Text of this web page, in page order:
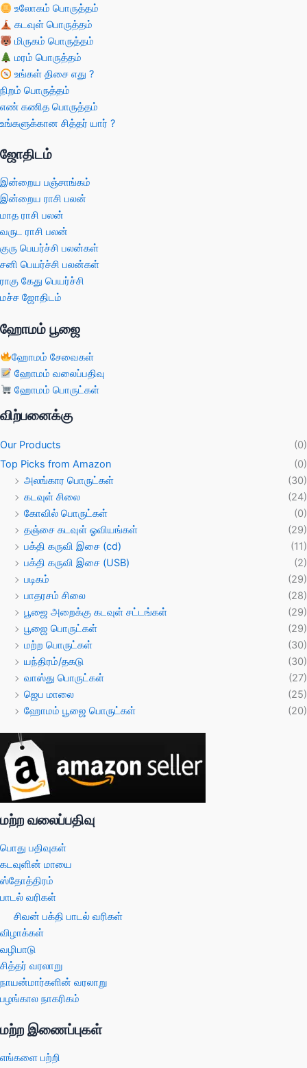
உலோகம் பொருத்தம்
கடவுள் பொருத்தம்
மிருகம் பொருத்தம்
மரம் பொருத்தம்
உங்கள் திசை எது ?
நிறம் பொருத்தம்
எண் கணித பொருத்தம்
உங்களுக்கான சித்தர் யார் ?
ஜோதிடம்
இன்றைய பஞ்சாங்கம்
இன்றைய ராசி பலன்
மாத ராசி பலன்
வருட ராசி பலன்
குரு பெயர்ச்சி பலன்கள்
சனி பெயர்ச்சி பலன்கள்
ராகு கேது பெயர்ச்சி
மச்ச ஜோதிடம்
ஹோமம் பூஜை
ஹோமம் சேவைகள்
ஹோமம் வலைப்பதிவு
ஹோமம் பொருட்கள்
விற்பனைக்கு
Our Products
(0)
Top Picks from Amazon
(0)
அலங்கார பொருட்கள்
(30)
கடவுள் சிலை
(24)
கோவில் பொருட்கள்
(0)
தஞ்சை கடவுள் ஓவியங்கள்
(29)
பக்தி கருவி இசை (cd)
(11)
பக்தி கருவி இசை (USB)
(2)
படிகம்
(29)
பாதரசம் சிலை
(28)
பூஜை அறைக்கு கடவுள் சட்டங்கள்
(29)
பூஜை பொருட்கள்
(29)
மற்ற பொருட்கள்
(30)
யந்திரம்/தகடு
(30)
வாஸ்து பொருட்கள்
(27)
ஜெப மாலை
(25)
ஹோமம் பூஜை பொருட்கள்
(20)
மற்ற வலைப்பதிவு
பொது பதிவுகள்
கடவுளின் மாயை
ஸ்தோத்திரம்
பாடல் வரிகள்
சிவன் பக்தி பாடல் வரிகள்
விழாக்கள்
வழிபாடு
சித்தர் வரலாறு
நாயன்மார்களின் வரலாறு
பழங்கால நாகரிகம்
மற்ற இணைப்புகள்
எங்களை பற்றி